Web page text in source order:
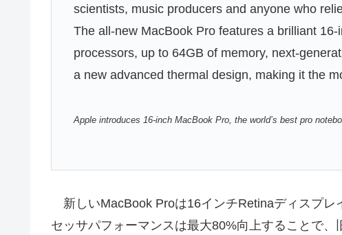
scientists, music producers and anyone who
The all-new MacBook Pro features a brilliant
processors, up to 64GB of memory, next-
a new advanced thermal design, making it the
Apple introduces 16-inch MacBook Pro, the world’s best pro
新しいMacBook Proは16インチRetinaディスプレ
セッサパフォーマンスは最大80%向上することで